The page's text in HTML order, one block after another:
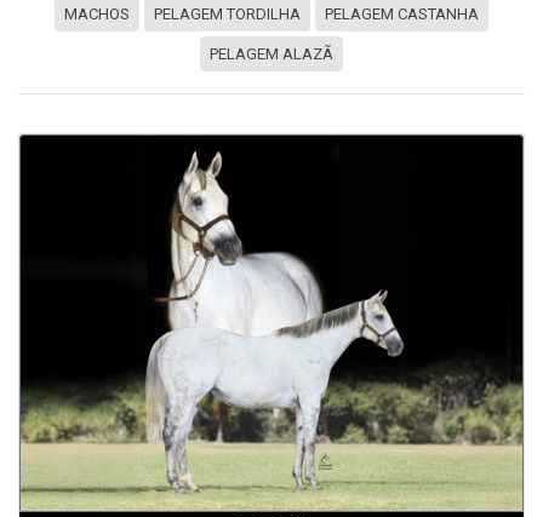
MACHOS PELAGEM TORDILHA PELAGEM CASTANHA
PELAGEM ALAZÃ